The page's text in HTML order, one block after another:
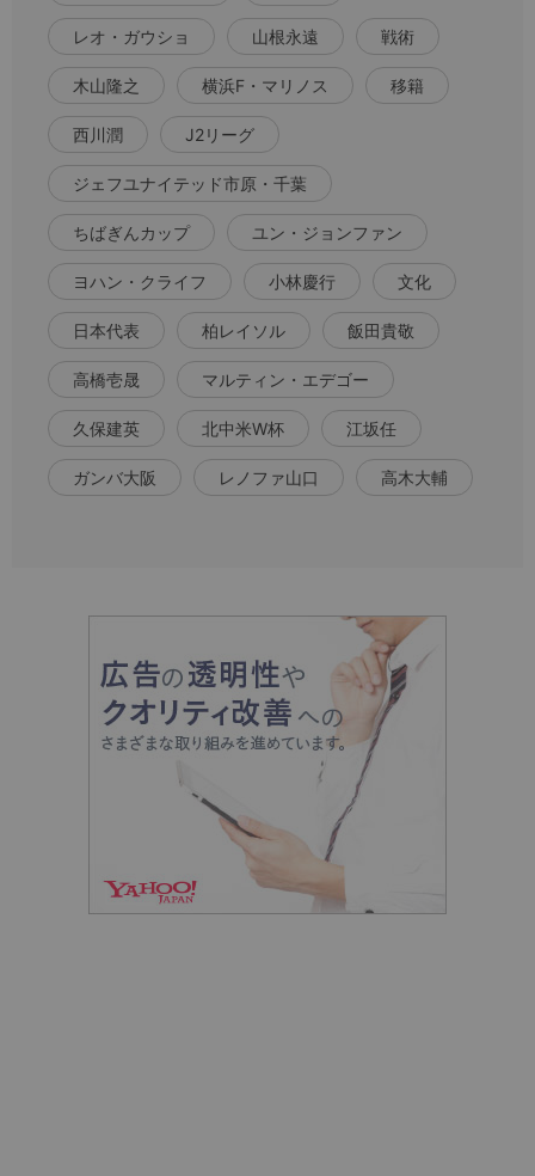
レオ・ガウショ 山根永遠 戦術
木山隆之 横浜F・マリノス 移籍
西川潤 J2リーグ
ジェフユナイテッド市原・千葉
ちばぎんカップ ユン・ジョンファン
ヨハン・クライフ 小林慶行 文化
日本代表 柏レイソル 飯田貴敬
高橋壱晟 マルティン・エデゴー
久保建英 北中米W杯 江坂任
ガンバ大阪 レノファ山口 高木大輔